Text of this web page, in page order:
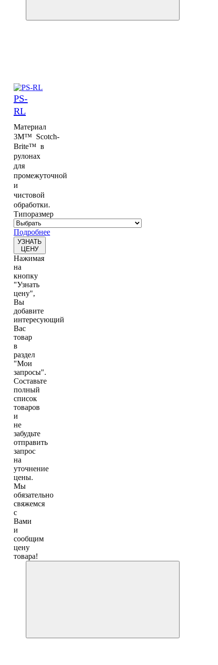
PS-
RL
Материал
3M™ Scotch-
Brite™ в
рулонах
для
промежуточной
и
чистовой
обработки.
Типоразмер
Подробнее
УЗНАТЬ
ЦЕНУ
Нажимая
на
кнопку
"Узнать
цену",
Вы
добавите
интересующий
Вас
товар
в
раздел
"Мои
запросы".
Составьте
полный
список
товаров
и
не
забудьте
отправить
запрос
на
уточнение
цены.
Мы
обязательно
свяжемся
с
Вами
и
сообщим
цену
товара!